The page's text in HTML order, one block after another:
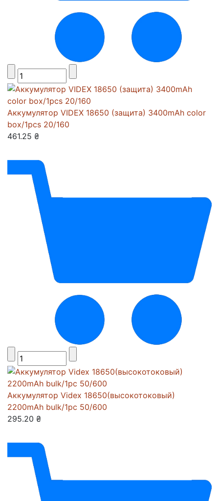
Аккумулятор VIDEX 18650 (защита) 3400mAh color
box/1pcs 20/160
461.25 ₴
Аккумулятор Videx 18650(высокотоковый)
2200mAh bulk/1pc 50/600
295.20 ₴